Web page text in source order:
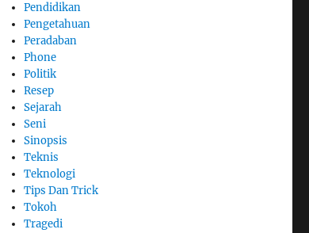
Pendidikan
Pengetahuan
Peradaban
Phone
Politik
Resep
Sejarah
Seni
Sinopsis
Teknis
Teknologi
Tips Dan Trick
Tokoh
Tragedi